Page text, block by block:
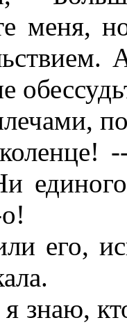
меня,
--
его,
знаю,